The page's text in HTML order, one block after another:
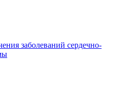
заболеваний сердечно-